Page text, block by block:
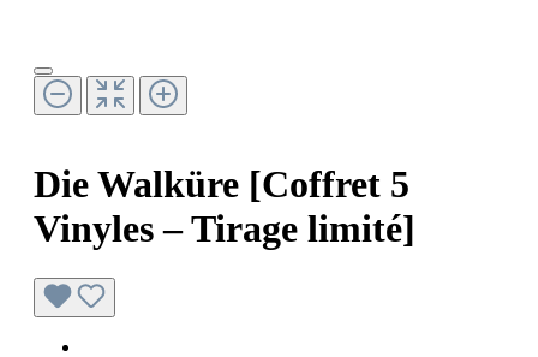
Die Walküre [Coffret 5
Vinyles – Tirage limité]